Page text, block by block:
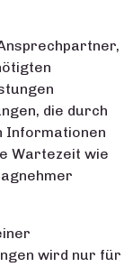
die durch
Informationen
Wartezeit wie
wird nur für